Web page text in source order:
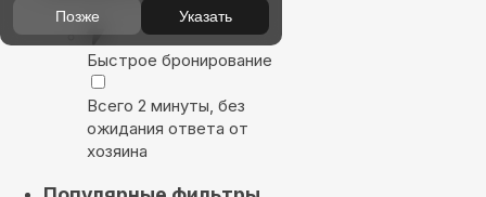
Быстрое бронирование
Всего 2 минуты, без
ожидания ответа от
хозяина
Позже Указать